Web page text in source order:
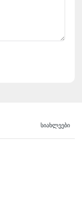
Სიახლეები
გზამკვლევი